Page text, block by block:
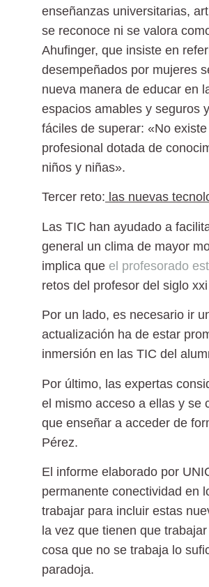
enseñanzas universitarias,
se reconoce ni se valora
Ahufinger, que insiste en
desempeñados por mujeres
nueva manera de educar en
espacios amables y seguros
fáciles de superar: «No
profesional dotada de
niños y niñas».
Tercer reto: las nuevas
Las TIC han ayudado a
general un clima de mayor
implica que el profesorado
retos del profesor del siglo
Por un lado, es necesario ir
actualización ha de estar
inmersión en las TIC del
Por último, las expertas
el mismo acceso a ellas y se
que enseñar a acceder de
Pérez.
El informe elaborado por
permanente conectividad en
trabajar para incluir estas
la vez que tienen que
cosa que no se trabaja lo
paradoja.